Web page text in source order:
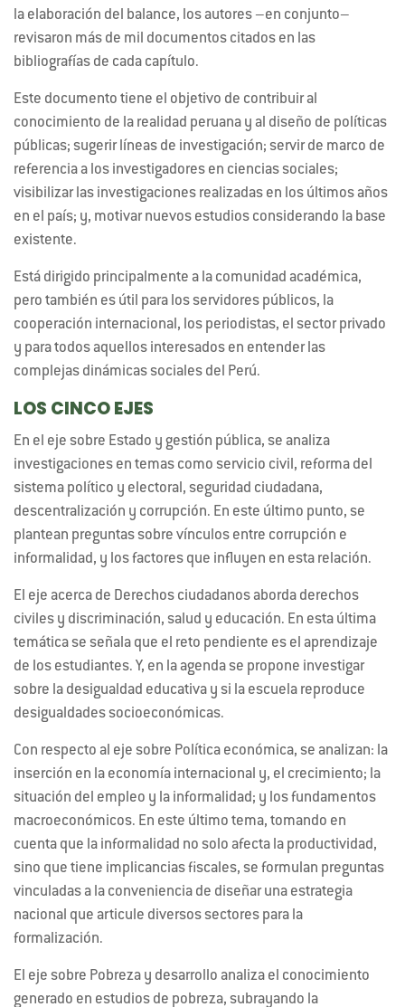
la elaboración del balance, los autores –en conjunto–
revisaron más de mil documentos citados en las
bibliografías de cada capítulo.
Este documento tiene el objetivo de contribuir al
conocimiento de la realidad peruana y al diseño de políticas
públicas; sugerir líneas de investigación; servir de marco de
referencia a los investigadores en ciencias sociales;
visibilizar las investigaciones realizadas en los últimos años
en el país; y, motivar nuevos estudios considerando la base
existente.
Está dirigido principalmente a la comunidad académica,
pero también es útil para los servidores públicos, la
cooperación internacional, los periodistas, el sector privado
y para todos aquellos interesados en entender las
complejas dinámicas sociales del Perú.
LOS CINCO EJES
En el eje sobre Estado y gestión pública, se analiza
investigaciones en temas como servicio civil, reforma del
sistema político y electoral, seguridad ciudadana,
descentralización y corrupción. En este último punto, se
plantean preguntas sobre vínculos entre corrupción e
informalidad, y los factores que influyen en esta relación.
El eje acerca de Derechos ciudadanos aborda derechos
civiles y discriminación, salud y educación. En esta última
temática se señala que el reto pendiente es el aprendizaje
de los estudiantes. Y, en la agenda se propone investigar
sobre la desigualdad educativa y si la escuela reproduce
desigualdades socioeconómicas.
Con respecto al eje sobre Política económica, se analizan: la
inserción en la economía internacional y, el crecimiento; la
situación del empleo y la informalidad; y los fundamentos
macroeconómicos. En este último tema, tomando en
cuenta que la informalidad no solo afecta la productividad,
sino que tiene implicancias fiscales, se formulan preguntas
vinculadas a la conveniencia de diseñar una estrategia
nacional que articule diversos sectores para la
formalización.
El eje sobre Pobreza y desarrollo analiza el conocimiento
generado en estudios de pobreza, subrayando la